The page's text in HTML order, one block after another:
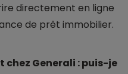
directement en ligne
de prêt immobilier.
chez Generali : puis-je